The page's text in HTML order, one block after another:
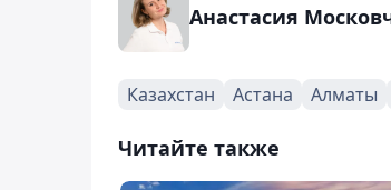
Анастасия
Казахстан Астана Алматы
Читайте также